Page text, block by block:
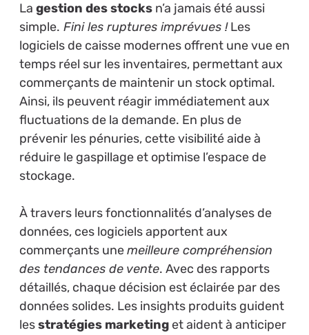
La gestion des stocks n’a jamais été aussi
simple. Fini les ruptures imprévues !Les
logiciels de caisse modernes offrent une vue en
temps réel sur les inventaires, permettant aux
commerçants de maintenir un stock optimal.
Ainsi, ils peuvent réagir immédiatement aux
fluctuations de la demande. En plus de
prévenir les pénuries, cette visibilité aide à
réduire le gaspillage et optimise l’espace de
stockage.
À travers leurs fonctionnalités d’analyses de
données, ces logiciels apportent aux
commerçants unemeilleure compréhension
des tendances de vente. Avec des rapports
détaillés, chaque décision est éclairée par des
données solides. Les insights produits guident
lesstratégies marketinget aident à anticiper